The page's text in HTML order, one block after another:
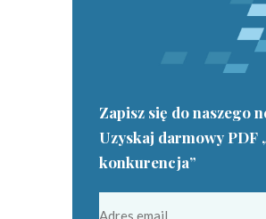
Zapisz się do naszego
Uzyskaj darmowy PDF
konkurencja”